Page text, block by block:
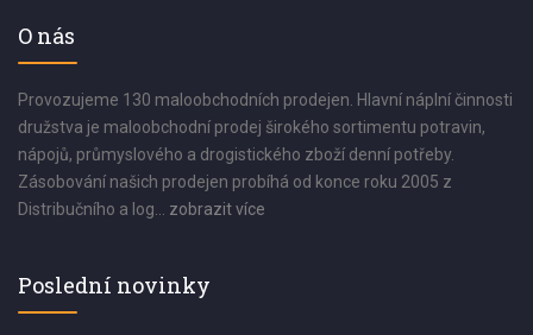
O nás
Provozujeme 130 maloobchodních prodejen. Hlavní náplní činnosti
družstva je maloobchodní prodej širokého sortimentu potravin,
nápojů, průmyslového a drogistického zboží denní potřeby.
Zásobování našich prodejen probíhá od konce roku 2005 z
Distribučního a log... zobrazit více
Poslední novinky